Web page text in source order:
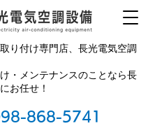
868-5741
り付け専門店、長光電気空調
・メンテナンスのことなら長
お任せ！